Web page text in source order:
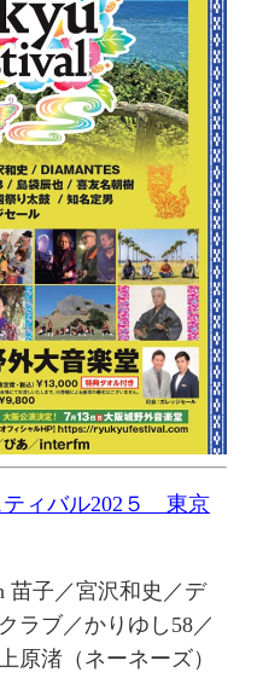
ティバル202５ 東京
苗子／宮沢和史／デ
ラブ／かりゆし58／
原渚（ネーネーズ）